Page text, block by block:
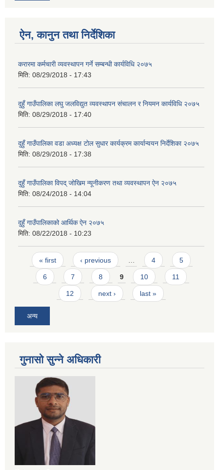
ऐन, कानुन तथा निर्देशिका
करारमा कर्मचारी व्यवस्थापन गर्ने सम्बन्धी कार्यविधि २०७५
मिति: 08/29/2018 - 17:43
दुहुँ गाउँपालिका लघु जलविद्युत व्यवस्थापन संचालन र नियमन कार्यविधि २०७५
मिति: 08/29/2018 - 17:40
दुहुँ गाउँपालिका वडा अध्यक्ष टोल सुधार कार्यक्रम कार्यान्वयन निर्देशिका २०७५
मिति: 08/29/2018 - 17:38
दुहुँ गाउँपालिका विपद् जोखिम न्यूनीकरण तथा व्यवस्थापन ऐन २०७५
मिति: 08/24/2018 - 14:04
दुहुँ गाउँपालिकाको आर्थिक ऐन २०७५
मिति: 08/22/2018 - 10:23
Pages
« first ‹ previous 4 5
6 7 8 9 10 11
12 next › last »
अन्य
गुनासो सुन्ने अधिकारी